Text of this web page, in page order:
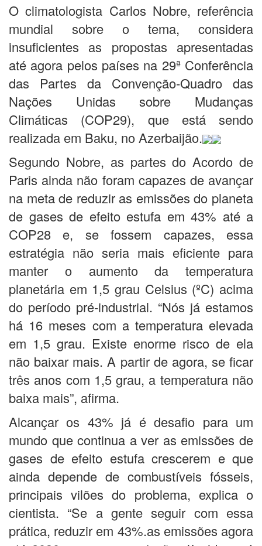
O climatologista Carlos Nobre, referência
mundial sobre o tema, considera
insuficientes as propostas apresentadas
até agora pelos países na 29ª Conferência
das Partes da Convenção-Quadro das
Nações Unidas sobre Mudanças
Climáticas (COP29), que está sendo
realizada em Baku, no Azerbaijão.
Segundo Nobre, as partes do Acordo de
Paris ainda não foram capazes de avançar
na meta de reduzir as emissões do planeta
de gases de efeito estufa em 43% até a
COP28 e, se fossem capazes, essa
estratégia não seria mais eficiente para
manter o aumento da temperatura
planetária em 1,5 grau Celsius (ºC) acima
do período pré-industrial. “Nós já estamos
há 16 meses com a temperatura elevada
em 1,5 grau. Existe enorme risco de ela
não baixar mais. A partir de agora, se ficar
três anos com 1,5 grau, a temperatura não
baixa mais”, afirma.
Alcançar os 43% já é desafio para um
mundo que continua a ver as emissões de
gases de efeito estufa crescerem e que
ainda depende de combustíveis fósseis,
principais vilões do problema, explica o
cientista. “Se a gente seguir com essa
prática, reduzir em 43%.as emissões agora